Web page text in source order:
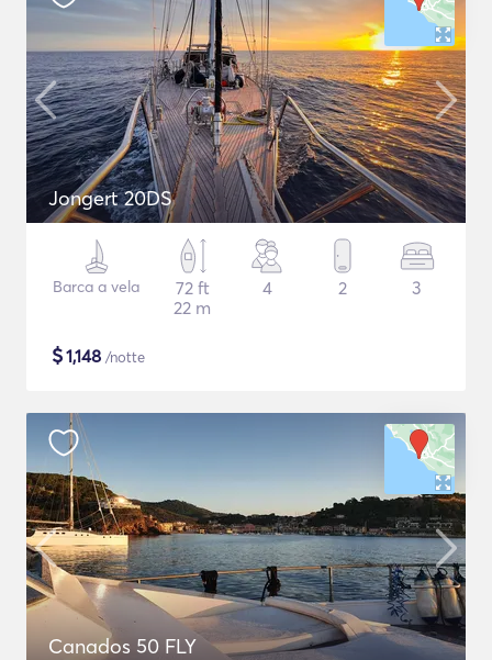
Jongert 20DS
Barca a vela
72 ft
22 m
4 2 3
$1,148 /notte
Canados 50 FLY